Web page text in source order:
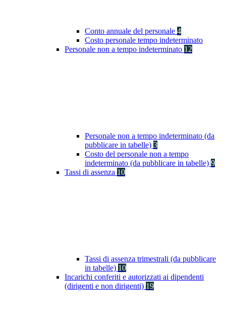
Conto annuale del personale 4
Costo personale tempo indeterminato
Personale non a tempo indeterminato 12
Personale non a tempo indeterminato (da
pubblicare in tabelle) 3
Costo del personale non a tempo
indeterminato (da pubblicare in tabelle) 9
Tassi di assenza 10
Tassi di assenza trimestrali (da pubblicare
in tabelle) 10
Incarichi conferiti e autorizzati ai dipendenti
(dirigenti e non dirigenti) 19